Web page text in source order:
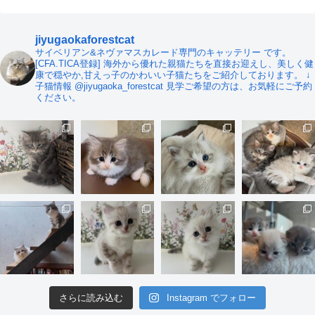
jiyugaokaforestcat
サイベリアン&ネヴァマスカレード専門のキャッテリー です。
[CFA.TICA登録] 海外から優れた親猫たちを直接お迎えし、美しく健
康で穏やか,甘えっ子のかわいい子猫たちをご紹介しております。
↓
子猫情報 @jiyugaoka_forestcat 見学ご希望の方は、お気軽にご予約
ください。
さらに読み込む Instagram でフォロー